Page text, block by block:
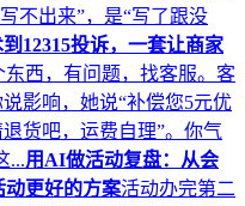
不出来”，是“写了跟没
12315投诉，一套让商家
西，有问题，找客服。客
影响，她说“补偿您5元优
货吧，运费自理”。你气
...用AI做活动复盘：从会
动更好的方案活动办完第二